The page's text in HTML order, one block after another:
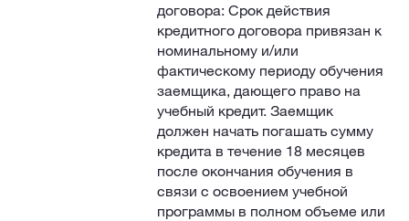
договора: Срок действия
кредитного договора привязан к
номинальному и/или
фактическому периоду обучения
заемщика, дающего право на
учебный кредит. Заемщик
должен начать погашать сумму
кредита в течение 18 месяцев
после окончания обучения в
связи с освоением учебной
программы в полном объеме или